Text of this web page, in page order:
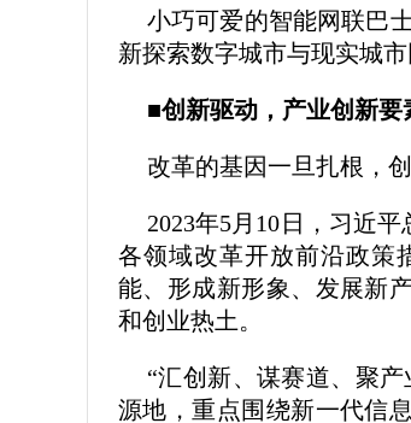
小巧可爱的智能网联巴
新探索数字城市与现实城
■创新驱动，产业创新要
改革的基因一旦扎根，
2023年5月10日，习近
各领域改革开放前沿政策
能、形成新形象、发展新
和创业热土。
“汇创新、谋赛道、聚
源地，重点围绕新一代信